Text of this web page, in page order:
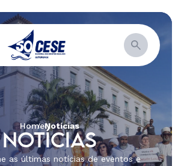
HomeNotícias
NOTÍCIAS
as últimas notícias de eventos e